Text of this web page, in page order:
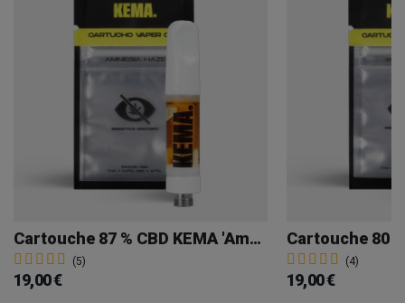
Cartouche 87 % CBD KEMA 'Amnesia Haze'
(5)
19,00 €
(4)
19,00 €